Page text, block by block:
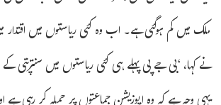
ملک میں کم ہوگئی ہے۔ اب وہ کئی ریاستوں میں
نے کہا، ‘بی جے پی پہلے ہی کئی ریاستوں میں سنترپتی